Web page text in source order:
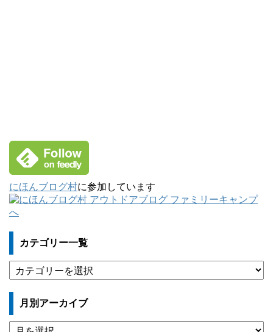
にほんブログ村に参加しています
カテゴリー一覧
テ
ゴ
ー
一
月別アーカイブ
月